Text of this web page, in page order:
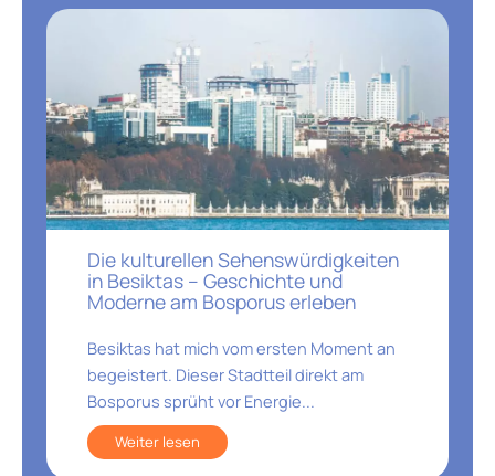
Die kulturellen Sehenswürdigkeiten
in Besiktas – Geschichte und
Moderne am Bosporus erleben
Besiktas hat mich vom ersten Moment an
begeistert. Dieser Stadtteil direkt am
Bosporus sprüht vor Energie...
Weiter lesen